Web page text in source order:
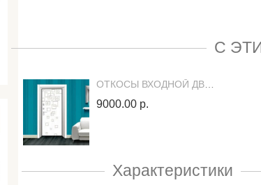
С
9000.00 р.
Характеристики